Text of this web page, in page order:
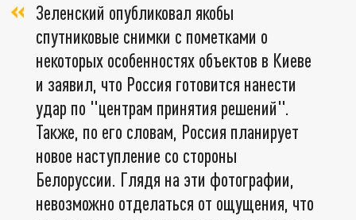
Зеленский опубликовал якобы
спутниковые снимки с пометками о
некоторых особенностях объектов в Киеве
и заявил, что Россия готовится нанести
удар по "центрам принятия решений".
Также, по его словам, Россия планирует
новое наступление со стороны
Белоруссии. Глядя на эти фотографии,
невозможно отделаться от ощущения, что